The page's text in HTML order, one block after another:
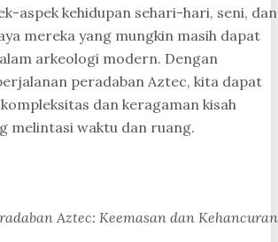
aspek kehidupan sehari-hari, seni, dan
mereka yang mungkin masih dapat
arkeologi modern. Dengan
peradaban Aztec, kita dapat
dan keragaman kisah
melintasi waktu dan ruang.
Aztec: Keemasan dan Kehancuran